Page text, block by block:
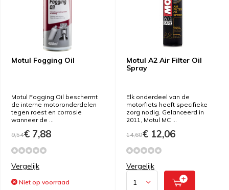
Motul Fogging Oil
Motul Fogging Oil beschermt
de interne motoronderdelen
tegen roest en corrosie
wanneer de ...
9,54€ 7,88
Vergelijk
Niet op voorraad
Motul A2 Air Filter Oil
Spray
Elk onderdeel van de
motorfiets heeft specifieke
zorg nodig. Gelanceerd in
2011, Motul MC ...
14,60€ 12,06
Vergelijk